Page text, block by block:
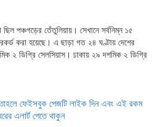
ছিল পঞ্চগড়ের তেঁতুলিয়ায়। সেখানে সর্বনিম্ন ১৫
করা হয়েছে। এ ছাড়া গত ২৪ ঘণ্টায় দেশের
২ ডিগ্রি সেলসিয়াস। ঢাকায় ২৯ দশমিক ২ ডিগ্রি
ফেইসবুক পেজটি লাইক দিন এবং এই রকম
এলার্ট পেতে থাকুন